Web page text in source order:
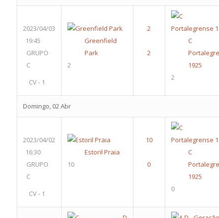
2023/04/03
19:45
GRUPO
C
CV - 1
Greenfield
Park
2
C
1925
2
Domingo, 02 Abr
2023/04/02
16:30
GRUPO
C
CV - 1
Estoril Praia
10
C
1925
0